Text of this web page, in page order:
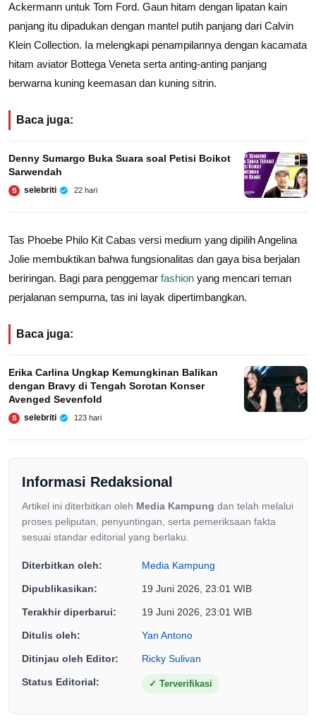
Ackermann untuk Tom Ford. Gaun hitam dengan lipatan kain
panjang itu dipadukan dengan mantel putih panjang dari Calvin
Klein Collection. Ia melengkapi penampilannya dengan kacamata
hitam aviator Bottega Veneta serta anting-anting panjang
berwarna kuning keemasan dan kuning sitrin.
Baca juga:
Denny Sumargo Buka Suara soal Petisi Boikot
Sarwendah
S selebriti 22 hari
Tas Phoebe Philo Kit Cabas versi medium yang dipilih Angelina
Jolie membuktikan bahwa fungsionalitas dan gaya bisa berjalan
beriringan. Bagi para penggemar fashion yang mencari teman
perjalanan sempurna, tas ini layak dipertimbangkan.
Baca juga:
Erika Carlina Ungkap Kemungkinan Balikan
dengan Bravy di Tengah Sorotan Konser
Avenged Sevenfold
S selebriti 123 hari
Informasi Redaksional
Artikel ini diterbitkan oleh Media Kampung dan telah melalui
proses peliputan, penyuntingan, serta pemeriksaan fakta
sesuai standar editorial yang berlaku.
Diterbitkan oleh: Media Kampung
Dipublikasikan: 19 Juni 2026, 23:01 WIB
Terakhir diperbarui: 19 Juni 2026, 23:01 WIB
Ditulis oleh: Yan Antono
Ditinjau oleh Editor: Ricky Sulivan
Status Editorial: ✓ Terverifikasi